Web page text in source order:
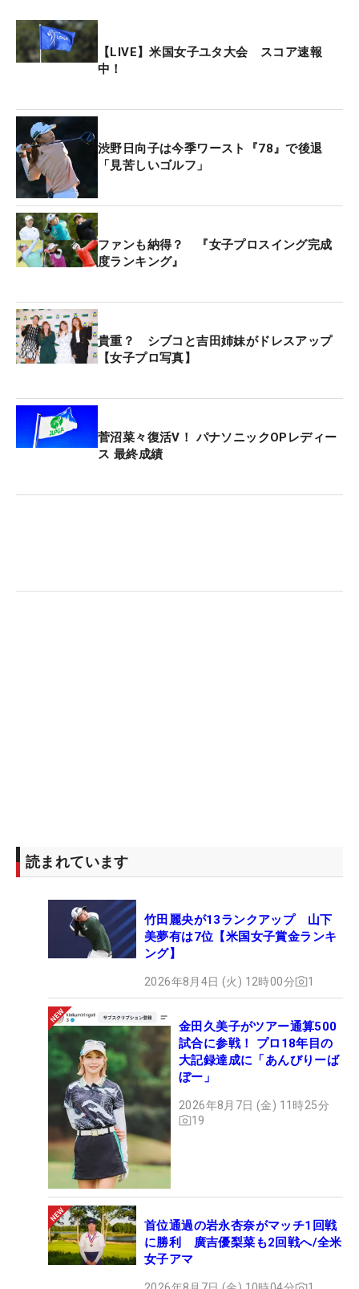
けど、終盤でも伸ばしたかったです」と悔しさをの
ぞかせた。
かったんですけど、その中でもうまくプレーでき
た。自信になった部分や課題も見つかりました。来
週も自分のプレーができるように頑張ります」と、
今季2勝目へ視線を向けた。
山下美夢有はトータル12アンダー・21位タイ。先週
に海外メジャーを制した西郷真央はトータル10アン
ダー・31位タイでホールアウトしている。
勝みなみはトータル7アンダー・45位タイ。古江彩
佳はトータル6アンダー・48位タイ、馬場咲希はト
ータル4アンダー・55位タイで4日間を終えた。
渋野日向子はトータル3アンダー・59位タイで後半
をプレーしている。
【LIVE】米国女子ユタ大会 スコア速報
中！
渋野日向子は今季ワースト『78』で後退
「見苦しいゴルフ」
ファンも納得？ 『女子プロスイング完成
度ランキング』
貴重？ シブコと吉田姉妹がドレスアップ
【女子プロ写真】
菅沼菜々復活V！ パナソニックOPレディー
ス 最終成績
読まれています
竹田麗央が13ランクアップ 山下
美夢有は7位【米国女子賞金ランキ
ング】
2026年8月4日 (火) 12時00分 1
金田久美子がツアー通算500
試合に参戦！ プロ18年目の
大記録達成に「あんびりーば
ぼー」
2026年8月7日 (金) 11時25分
19
首位通過の岩永杏奈がマッチ1回戦
に勝利 廣吉優梨菜も2回戦へ/全米
女子アマ